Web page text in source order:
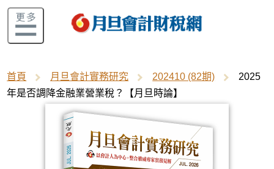
首頁 月旦會計實務研究 202410 (82期)
2025
年是否調降金融業營業稅？【月旦時論】